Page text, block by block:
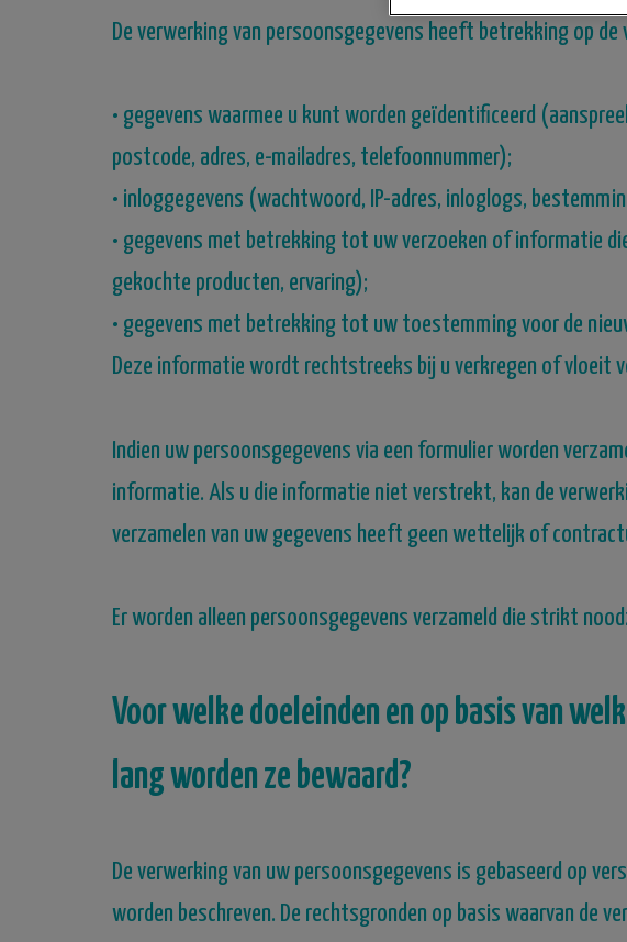
De verwerking van persoonsgegevens heeft betrekking op
• gegevens waarmee u kunt worden geïdentificeerd
postcode, adres, e-mailadres, telefoonnummer);
• inloggegevens (wachtwoord, IP-adres, inloglogs,
• gegevens met betrekking tot uw verzoeken of informatie
gekochte producten, ervaring);
• gegevens met betrekking tot uw toestemming voor de
Deze informatie wordt rechtstreeks bij u verkregen of vloeit
Indien uw persoonsgegevens via een formulier worden
informatie. Als u die informatie niet verstrekt, kan de
verzamelen van uw gegevens heeft geen wettelijk of
Er worden alleen persoonsgegevens verzameld die strikt
Voor welke doeleinden en op basis van
lang worden ze bewaard?
De verwerking van uw persoonsgegevens is gebaseerd op
worden beschreven. De rechtsgronden op basis waarvan de